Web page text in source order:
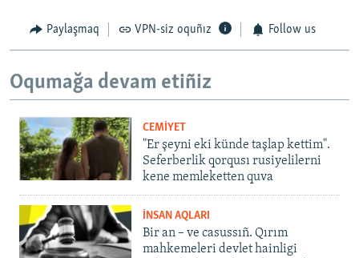
Paylaşmaq VPN-siz oquñız Follow us
Oqumağa devam etiñiz
CEMİYET
"Er şeyni eki künde taşlap kettim".
Seferberlik qorqusı rusiyelilerni
kene memleketten quva
İNSAN AQLARI
Bir an – ve casussıñ. Qırım
mahkemeleri devlet hainligi